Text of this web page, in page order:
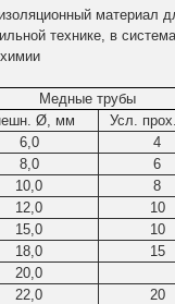
материал
технике, в
Медные трубы
Ø, мм
Усл.
6,0
4
8,0
6
10,0
8
12,0
10
15,0
10
18,0
15
20,0
22,0
20